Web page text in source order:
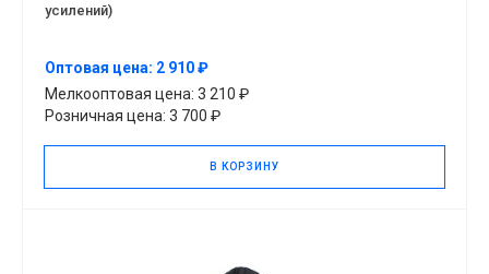
усилений)
Оптовая цена: 2 910 ₽
Мелкооптовая цена: 3 210 ₽
Розничная цена: 3 700 ₽
В КОРЗИНУ